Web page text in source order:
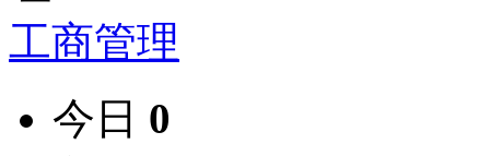
工商管理
今日 0